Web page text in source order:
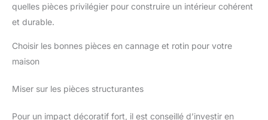
quelles pièces privilégier pour construire un intérieur cohérent
et durable.
Choisir les bonnes pièces en cannage et rotin pour votre
maison
Miser sur les pièces structurantes
Pour un impact décoratif fort, il est conseillé d’investir en